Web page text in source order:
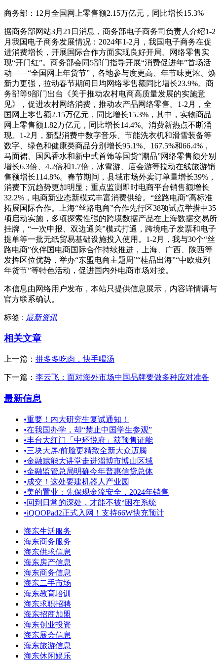
商务部：12月全国网上零售额2.15万亿元，同比增长15.3%
据商务部网站3月21日消息，商务部电子商务司负责人介绍1-2
月我国电子商务发展情况：2024年1-2月，我国电子商务在促
进消费增长，开展国际合作方面实现良好开局。网络零售实
现“开门红”。商务部会同5部门指导开展“消费促进年”首场活
动——“全国网上年货节”，各地参与度更高、年节味更浓、焕
新力更强，拉动春节期间日均网络零售额同比增长23.9%。商
务部等9部门出台《关于推动农村电商高质量发展的实施意
见》，促进农村网络消费，推动农产品网络零售。1-2月，全
国网上零售额2.15万亿元，同比增长15.3%，其中，实物商品
网上零售额1.82万亿元，同比增长14.4%。消费新热点不断涌
现。1-2月，新型消费中数字音乐、节能洗衣机和滑雪装备等
数字、绿色和健康类商品分别增长95.1%、167.5%和66.4%，
马面裙、国风香水和新中式首饰等国货“潮品”网络零售额分别
增长6.3倍、4.2倍和1.7倍，冰雪游、庙会游等拉动在线旅游销
售额增长114.8%。春节期间，县域市场外卖订单量增长39%，
消费下沉趋势更加明显；重点监测即时电商平台销售额增长
32.2%，电商新业态新模式丰富消费供给。“丝路电商”高标准
拓展国际合作。上海“丝路电商”合作先行区38项试点举措中35
项启动实施，多项探索性强的跨境数据产品在上海数据交易所
挂牌，“一次申报、双边通关”模式打通，跨境电子发票和电子
提单等一批无纸贸易基础设施投入使用。1-2月，我与30个“丝
路电商”伙伴国电商国际合作持续推进，上海、广西、陕西等
发挥区位优势，举办“东盟电商主题周”“桂品出海”“中欧班列
年货节”等特色活动，促进国内外电商市场对接。
本信息由网络用户发布， 本站只提供信息展示，内容详情请与
官方联系确认。
标签 : 最新资讯
相关文章
上一篇： 拼多多吃肉，快手喝汤
下一篇： 李云飞：面对海外市场中国品牌要做多种应对准备
最新信息
•重要！内大研究生复试通知！
•在我国办学，却“禁止中国学生参观”
•丰台大红门「中环悦府」获预售证能
•三块大屏/前脸更精致全新大众迈腾
•金融赋能大讲堂走进淄博市博山区域
•金融监管总局明确今年普惠信贷总体
•成交！这处要建机器人产业园
•美的置业：先保现金流安全，2024年销售
•回到日常的深处，才能不被“困在系统
•iQOOPad2正式入网！支持66W快充预计
海东生活服务
海东商务服务
海东供求信息
海东房产信息
海东商务信息
海东二手市场
海东教育培训
海东求职招聘
海东招商加盟
海东创业投资
海东展会信息
海东旅游信息
海东休闲娱乐